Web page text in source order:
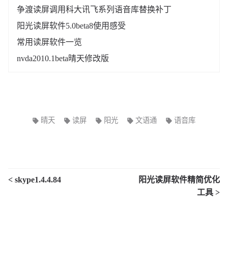
争渡读屏调用科大讯飞系列语音库替换补丁
阳光读屏软件5.0beta8使用感受
常用读屏软件一览
nvda2010.1beta晴天修改版
晴天 读屏 阳光 文语通 语音库
< skype1.4.4.84
阳光读屏软件精简优化
工具 >